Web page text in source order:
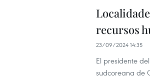
recursos
23/09/2024 14:35
El presidente
sudcoreana de